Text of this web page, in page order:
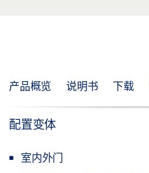
产品概览 说明书 下载
配置变体
室内外门